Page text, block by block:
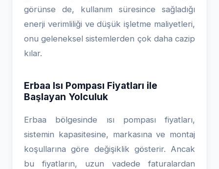
görünse de, kullanım süresince sağladığı
enerji verimliliği ve düşük işletme maliyetleri,
onu geleneksel sistemlerden çok daha cazip
kılar.
Erbaa Isı Pompası Fiyatları ile
Başlayan Yolculuk
Erbaa bölgesinde ısı pompası fiyatları,
sistemin kapasitesine, markasına ve montaj
koşullarına göre değişiklik gösterir. Ancak
bu fiyatların, uzun vadede faturalardan